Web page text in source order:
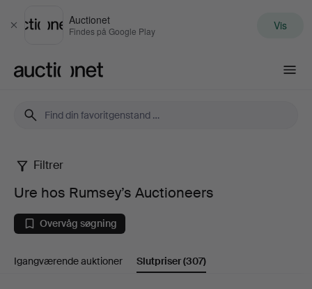
Luk
Auctionet
Findes på Google Play Vis
Ure
hos
Rumsey’s
Auctioneers
Filtrer
Ure hos Rumsey’s Auctioneers
Overvåg søgning
Igangværende auktioner Slutpriser(307)